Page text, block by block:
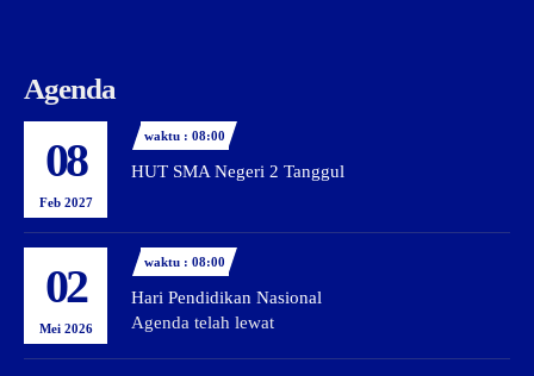
Agenda
08
Feb 2027
waktu : 08:00
HUT SMA Negeri 2 Tanggul
02
Mei 2026
waktu : 08:00
Hari Pendidikan Nasional
Agenda telah lewat